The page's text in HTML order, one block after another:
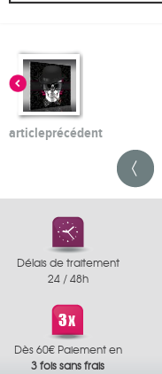
articleprécédent
Délais de traitement
24 / 48h
Dès 60€ Paiement en
3 fois sans frais